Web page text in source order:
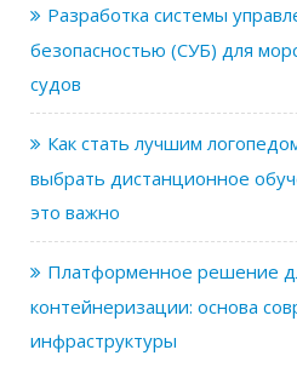
Разработка системы
безопасностью (СУБ) для
судов
Как стать лучшим
выбрать дистанционное
это важно
Платформенное решение
контейнеризации: основа
инфраструктуры